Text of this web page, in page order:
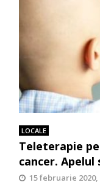
LOCALE
Teleterapie
cancer.
15 februarie 2020,